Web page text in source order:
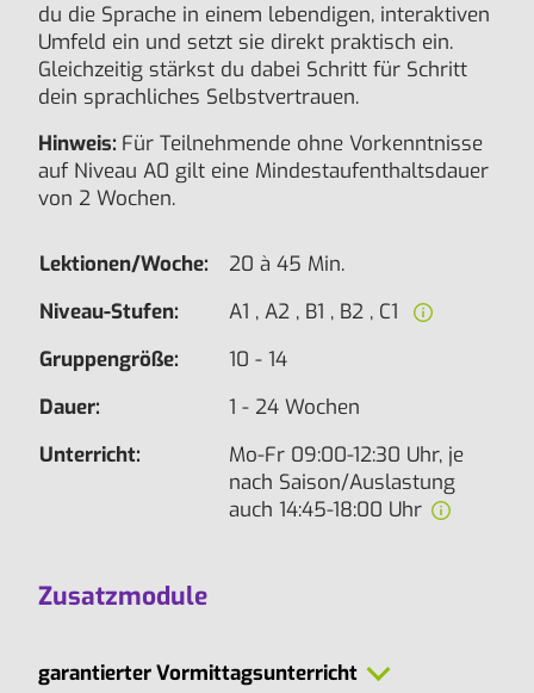
du die Sprache in einem lebendigen, interaktiven
Umfeld ein und setzt sie direkt praktisch ein.
Gleichzeitig stärkst du dabei Schritt für Schritt
dein sprachliches Selbstvertrauen.
Hinweis: Für Teilnehmende ohne Vorkenntnisse
auf Niveau A0 gilt eine Mindestaufenthaltsdauer
von 2 Wochen.
Lektionen/Woche:
20 à 45 Min.
Niveau-Stufen:
A1 , A2 , B1 , B2 , C1
Gruppengröße:
10 - 14
Dauer:
1 - 24 Wochen
Unterricht:
Mo-Fr 09:00-12:30 Uhr, je
nach Saison/Auslastung
auch 14:45-18:00 Uhr
Zusatzmodule
garantierter Vormittagsunterricht